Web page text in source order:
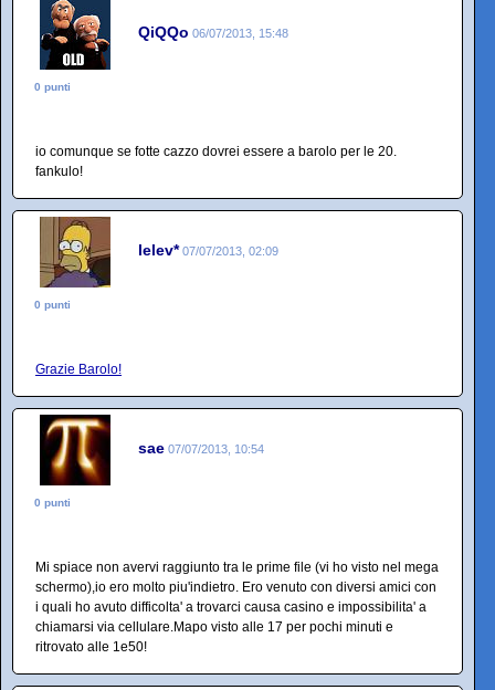
QiQQo 06/07/2013, 15:48
0 punti
io comunque se fotte cazzo dovrei essere a barolo per le 20.
fankulo!
lelev* 07/07/2013, 02:09
0 punti
Grazie Barolo!
sae 07/07/2013, 10:54
0 punti
Mi spiace non avervi raggiunto tra le prime file (vi ho visto nel mega
schermo),io ero molto piu'indietro. Ero venuto con diversi amici con
i quali ho avuto difficolta' a trovarci causa casino e impossibilita' a
chiamarsi via cellulare.Mapo visto alle 17 per pochi minuti e
ritrovato alle 1e50!